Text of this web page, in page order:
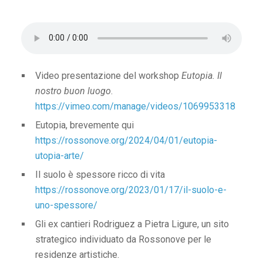
Video presentazione del workshop Eutopia. Il
nostro buon luogo
https://vimeo.com/manage/videos/1069953318
Eutopia, brevemente qui
https://rossonove.org/2024/04/01/eutopia-
utopia-arte/
Il suolo è spessore ricco di vita
https://rossonove.org/2023/01/17/il-suolo-e-
uno-spessore/
Gli ex cantieri Rodriguez a Pietra Ligure, un sito
strategico individuato da Rossonove per le
residenze artistiche.